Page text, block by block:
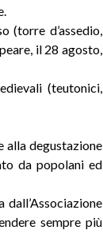
(torre d’assedio,
il 28 agosto,
(teutonici,
alla degustazione
da popolani ed
sempre più